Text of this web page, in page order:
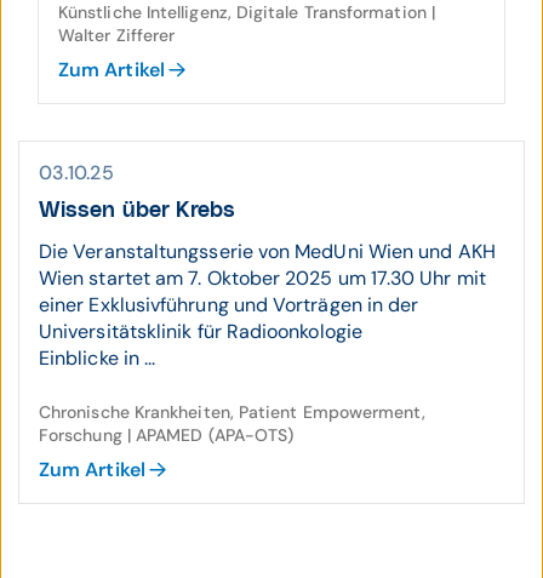
Künstliche Intelligenz, Digitale Transformation |
Walter Zifferer
Zum Artikel
03.10.25
Wissen über Krebs
Die Veranstaltungsserie von MedUni Wien und AKH
Wien startet am 7. Oktober 2025 um 17.30 Uhr mit
einer Exklusivführung und Vorträgen in der
Universitätsklinik für Radioonkologie
Einblicke in ...
Chronische Krankheiten, Patient Empowerment,
Forschung | APAMED (APA-OTS)
Zum Artikel